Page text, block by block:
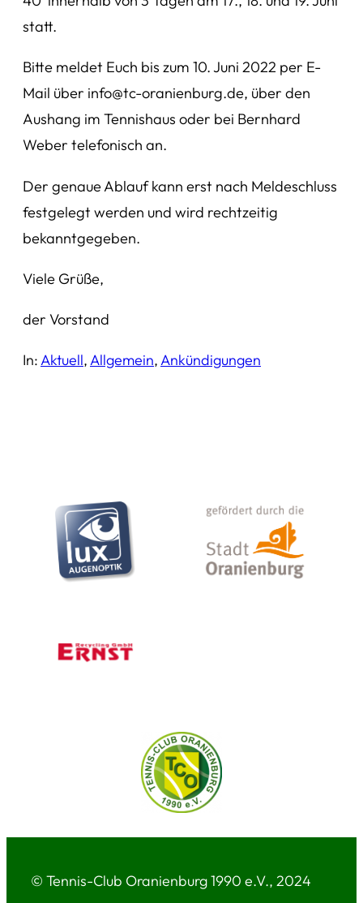
statt.
Bitte meldet Euch bis zum 10. Juni 2022 per E-
Mail über info@tc-oranienburg.de, über den
Aushang im Tennishaus oder bei Bernhard
Weber telefonisch an.
Der genaue Ablauf kann erst nach Meldeschluss
festgelegt werden und wird rechtzeitig
bekanntgegeben.
Viele Grüße,
der Vorstand
In:Aktuell, Allgemein, Ankündigungen
© Tennis-Club Oranienburg 1990 e.V., 2024